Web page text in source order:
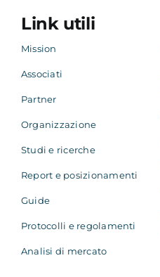
Link utili
Mission
Associati
Partner
Organizzazione
Studi e ricerche
Report e posizionamenti
Guide
Protocolli e regolamenti
Analisi di mercato